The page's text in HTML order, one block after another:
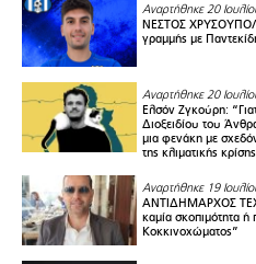
Αναρτήθηκε 20
ΝΕΣΤΟΣ
γραμμής με
Αναρτήθηκε 20
Ελσόν Ζγκούρη:
Διοξειδίου του
μια φενάκη με
της κλιματικής
Αναρτήθηκε 19
ΑΝΤΙΔΗΜΑΡΧΟΣ
καμία σκοπιμότητα
Κοκκινοχώματος”